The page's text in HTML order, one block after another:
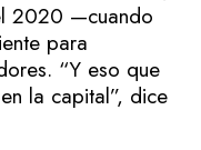
2020 —cuando
para
“Y eso que
la capital”, dice